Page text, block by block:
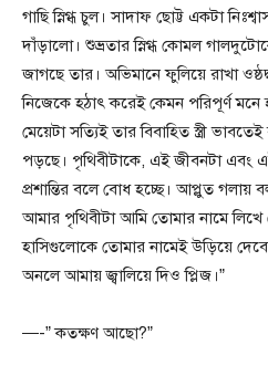
গাছি স্নিগ্ধ চুল। সাদাফ ছোট্ট একটা
দাঁড়ালো। শুভ্রতার স্নিগ্ধ কোমল
জাগছে তার। অভিমানে ফুলিয়ে রাখা
নিজেকে হঠাৎ করেই কেমন পরিপূর্ণ মনে
মেয়েটা সত্যিই তার বিবাহিত স্ত্রী
পড়ছে। পৃথিবীটাকে, এই জীবনটা এবং
প্রশান্তির বলে বোধ হচ্ছে। আপ্লুত গলায়
আমার পৃথিবীটা আমি তোমার নামে
হাসিগুলোকে তোমার নামেই উড়িয়ে
অনলে আমায় জ্বালিয়ে দিও প্লিজ।”
—-” কতক্ষণ আছো?”